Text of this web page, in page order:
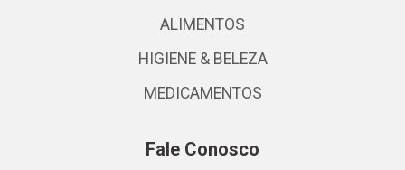
ALIMENTOS
HIGIENE & BELEZA
MEDICAMENTOS
Fale Conosco